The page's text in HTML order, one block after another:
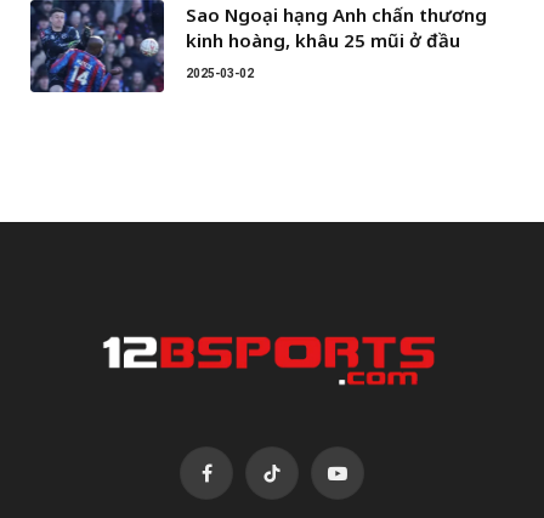
Sao Ngoại hạng Anh chấn thương
kinh hoàng, khâu 25 mũi ở đầu
2025-03-02
FacebookTikTok YouTube